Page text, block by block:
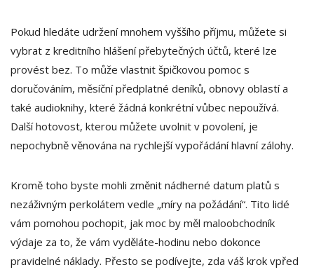
Pokud hledáte udržení mnohem vyššího příjmu, můžete si
vybrat z kreditního hlášení přebytečných účtů, které lze
provést bez. To může vlastnit špičkovou pomoc s
doručováním, měsíční předplatné deníků, obnovy oblastí a
také audioknihy, které žádná konkrétní vůbec nepoužívá.
Další hotovost, kterou můžete uvolnit v povolení, je
nepochybně věnována na rychlejší vypořádání hlavní zálohy.
Kromě toho byste mohli změnit nádherné datum platů s
nezáživným perkolátem vedle „míry na požádání“. Tito lidé
vám pomohou pochopit, jak moc by měl maloobchodník
výdaje za to, že vám vyděláte-hodinu nebo dokonce
pravidelné náklady. Přesto se podívejte, zda váš krok vpřed